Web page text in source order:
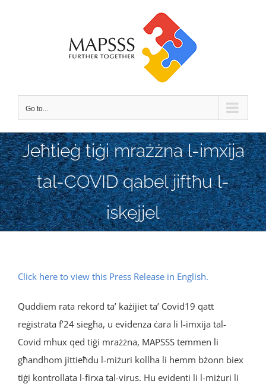
Go to...
Jeħtieġ tiġi mrażżna l-imxija
tal-COVID qabel jiftħu l-
iskejjel
Click here to view this Press Release in English.
Quddiem rata rekord ta’ każijiet ta’ Covid19 qatt
reġistrata f’24 siegħa, u evidenza ċara li l-imxija tal-
Covid mhux qed tiġi mrażżna, MAPSSS temmen li
għandhom jittieħdu l-miżuri kollha li hemm bżonn biex
tiġi kontrollata l-firxa tal-virus. Hu evidenti li l-miżuri li